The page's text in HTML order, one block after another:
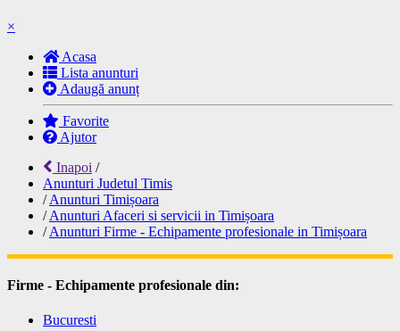
×
Acasa
Lista anunturi
Adaugă anunț
Favorite
Ajutor
Inapoi /
Anunturi Judetul Timis
/Anunturi Timișoara
/Anunturi Afaceri si servicii in Timișoara
/Anunturi Firme - Echipamente profesionale in Timișoara
Firme - Echipamente profesionale din:
Bucuresti